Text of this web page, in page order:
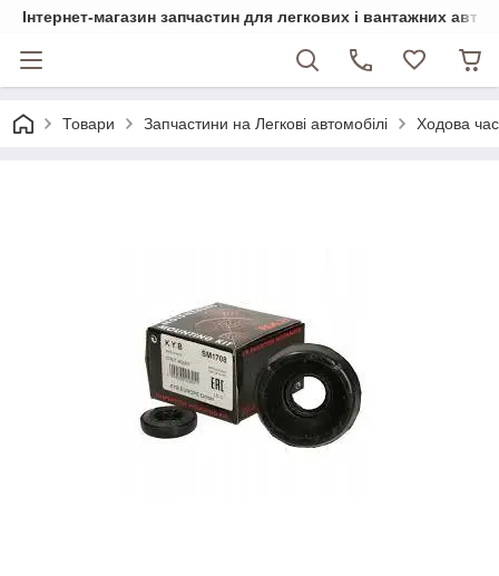
Інтернет-магазин запчастин для легкових і вантажних
Товари Запчастини на Легкові автомобілі Ходова